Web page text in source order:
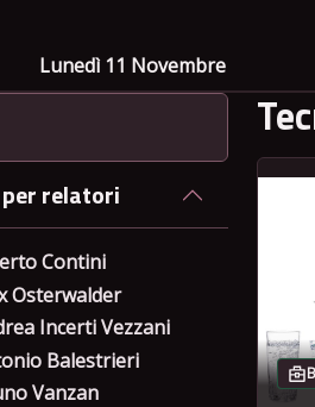
Lunedì 11 Novembre
relatori
Contini
Osterwalder
Incerti Vezzani
Balestrieri
Vanzan